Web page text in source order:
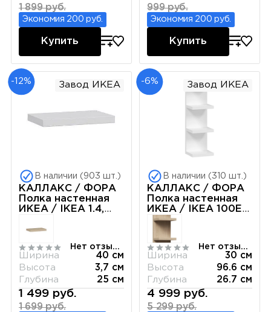
1 899 руб.
Экономия 200 руб.
Купить
999 руб.
Экономия 200 руб.
Купить
-12% Завод ИКЕА
В наличии (903 шт.)
КАЛЛАКС / ФОРА
Полка настенная
ИКЕА / IKEA 1.4,
белый
Нет отзывов
Ширина
40 см
Высота
3,7 см
Глубина
25 см
1 499 руб.
1 699 руб.
-6% Завод ИКЕА
В наличии (310 шт.)
КАЛЛАКС / ФОРА
Полка настенная
ИКЕА / IKEA 100Е
белая
Нет отзывов
Ширина
30 см
Высота
96.6 см
Глубина
26.7 см
4 999 руб.
5 299 руб.